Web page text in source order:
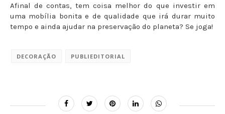
Afinal de contas, tem coisa melhor do que investir em
uma mobília bonita e de qualidade que irá durar muito
tempo e ainda ajudar na preservação do planeta? Se joga!
DECORAÇÃO PUBLIEDITORIAL